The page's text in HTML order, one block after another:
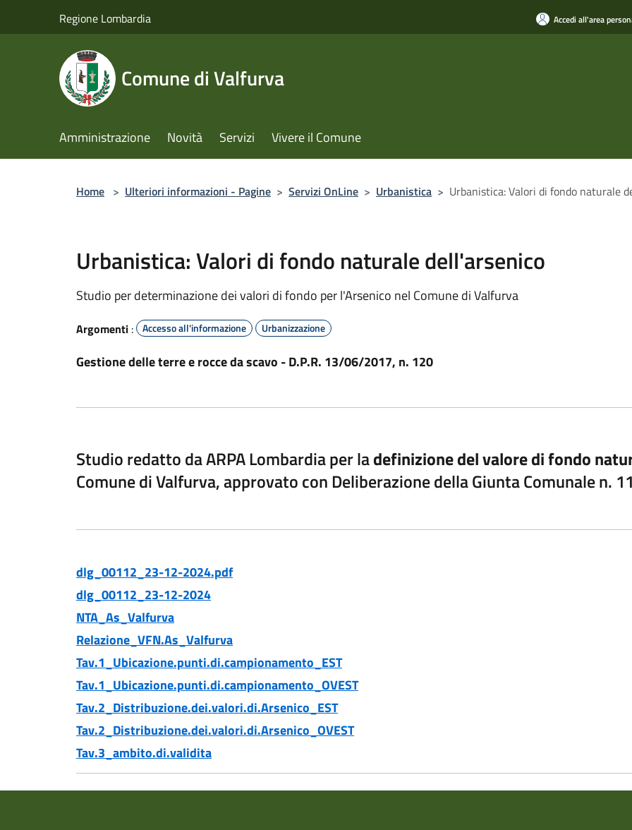
Regione Lombardia Accedi all'area
Comune di Valfurva
Amministrazione Novità Servizi Vivere il Comune
Home > Ulteriori informazioni - Pagine > Servizi OnLine > Urbanistica > Urbanistica: Valori di fondo naturale
Urbanistica: Valori di fondo naturale dell'arsenico
Studio per determinazione dei valori di fondo per l'Arsenico nel Comune di Valfurva
Argomenti : Accesso all'informazione Urbanizzazione
Gestione delle terre e rocce da scavo - D.P.R. 13/06/2017, n. 120
Studio redatto da ARPA Lombardia per ladefinizione del valore di fondo
Comune di Valfurva, approvato con Deliberazione della Giunta Comunale n.
dlg_00112_23-12-2024.pdf
dlg_00112_23-12-2024
NTA_As_Valfurva
Relazione_VFN.As_Valfurva
Tav.1_Ubicazione.punti.di.campionamento_EST
Tav.1_Ubicazione.punti.di.campionamento_OVEST
Tav.2_Distribuzione.dei.valori.di.Arsenico_EST
Tav.2_Distribuzione.dei.valori.di.Arsenico_OVEST
Tav.3_ambito.di.validita